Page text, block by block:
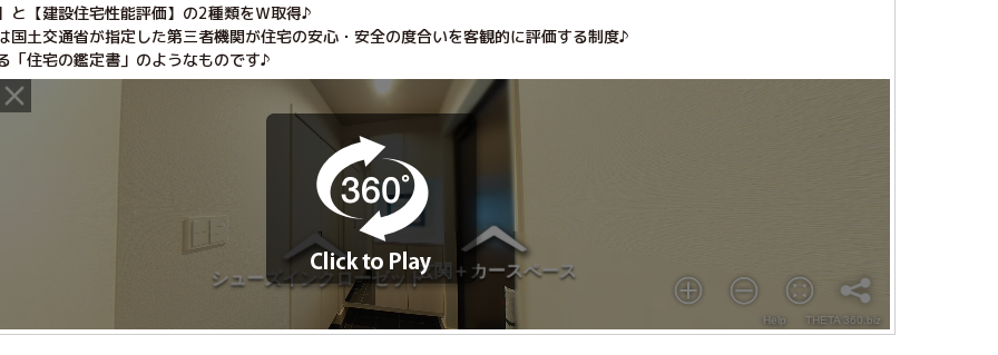
と【建設住宅性能評価】の2種類をＷ取得♪
国土交通省が指定した第三者機関が住宅の安心・安全の度合いを客観的に評価する制度♪